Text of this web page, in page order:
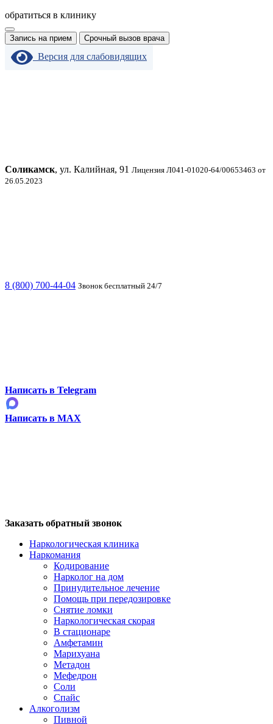
обратиться в клинику
Запись на прием Срочный вызов врача
Версия для слабовидящих
Соликамск, ул. Калийная, 91 Лицензия Л041-01020-64/00653463 от
26.05.2023
8 (800) 700-44-04 Звонок бесплатный 24/7
Написать в Telegram
Написать в MAX
Заказать обратный звонок
Наркологическая клиника
Наркомания
Кодирование
Нарколог на дом
Принудительное лечение
Помощь при передозировке
Снятие ломки
Наркологическая скорая
В стационаре
Амфетамин
Марихуана
Метадон
Мефедрон
Соли
Спайс
Алкоголизм
Пивной